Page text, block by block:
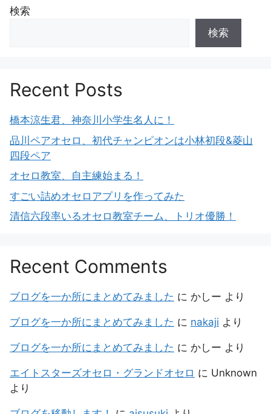
検索
検索
Recent Posts
橋本涼生君、神奈川小学生名人に！
品川ペアオセロ、初代チャンピオンは小林初段&菱山
四段ペア
オセロ教室、自主練始まる！
すごい詰めオセロアプリを作ってみた
清信六段率いるオセロ教室チーム、トリオ優勝！
Recent Comments
ブログを一か所にまとめてみました に かしー より
ブログを一か所にまとめてみました に nakaji より
ブログを一か所にまとめてみました に かしー より
エイトスターズオセロ・グランドオセロ に Unknown
より